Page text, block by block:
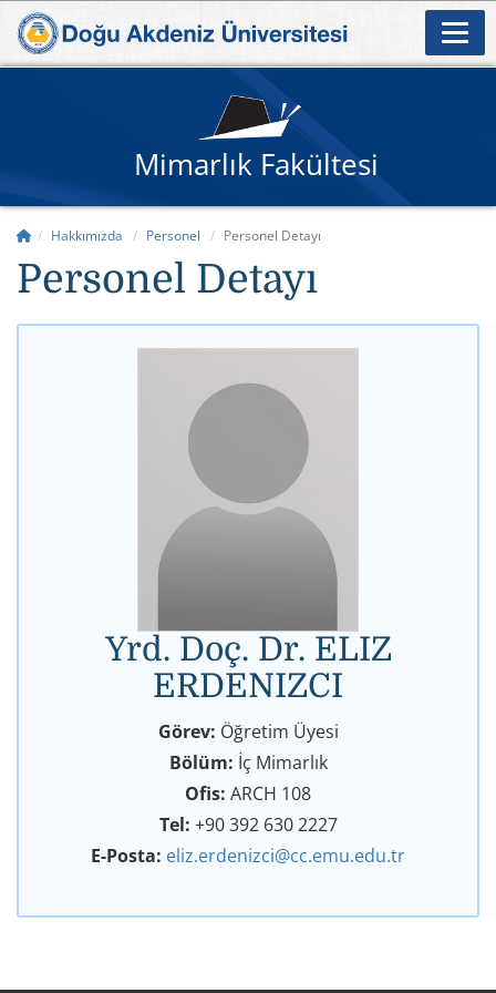
Mimarlık Fakültesi
Hakkımızda Personel Personel Detayı
Personel Detayı
Yrd. Doç. Dr. ELIZ
ERDENIZCI
Görev: Öğretim Üyesi
Bölüm: İç Mimarlık
Ofis: ARCH 108
Tel: +90 392 630 2227
E-Posta: eliz.erdenizci@cc.emu.edu.tr